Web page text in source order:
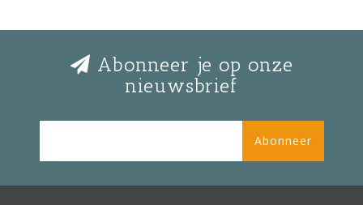
Abonneer je op onze
nieuwsbrief
Abonneer